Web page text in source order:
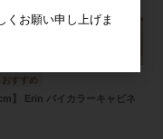
】 Erin バイカラーキャビネ
くお願い申し上げま